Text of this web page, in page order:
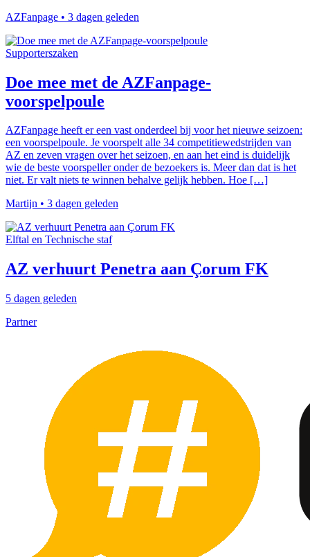
AZFanpage • 3 dagen geleden
Supporterszaken
Doe mee met de AZFanpage-
voorspelpoule
AZFanpage heeft er een vast onderdeel bij voor het nieuwe seizoen:
een voorspelpoule. Je voorspelt alle 34 competitiewedstrijden van
AZ en zeven vragen over het seizoen, en aan het eind is duidelijk
wie de beste voorspeller onder de bezoekers is. Meer dan dat is het
niet. Er valt niets te winnen behalve gelijk hebben. Hoe […]
Martijn • 3 dagen geleden
Elftal en Technische staf
AZ verhuurt Penetra aan Çorum FK
5 dagen geleden
Partner